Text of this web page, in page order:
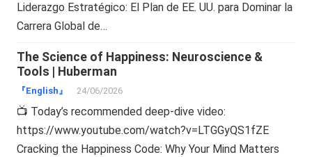
Liderazgo Estratégico: El Plan de EE. UU. para Dominar la
Carrera Global de…
The Science of Happiness: Neuroscience &
Tools | Huberman
『English』 24/06/2026
📺 Today’s recommended deep-dive video:
https://www.youtube.com/watch?v=LTGGyQS1fZE
Cracking the Happiness Code: Why Your Mind Matters